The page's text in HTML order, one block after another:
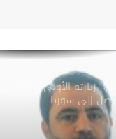
دمشق
في زيارته الأولى ..
يصل إلى سوريا.